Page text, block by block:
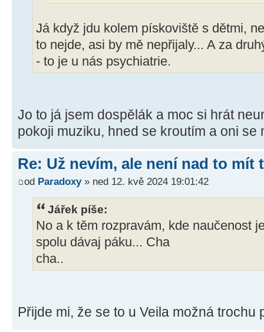
Já když jdu kolem pískoviště s dětmi,
to nejde, asi by mě nepřijaly... A za
- to je u nás psychiatrie.
Jo to já jsem dospělák a moc si hrát
pokoji muziku, hned se kroutím a oni se
Re: Už nevím, ale není nad to mít
od Paradoxy» ned 12. kvě 2024 19:01:42
Jářek píše:
No a k těm rozpravám, kde naučenost
spolu dávaj páku... Cha
cha..
Přijde mi, že se to u Veila možná trochu